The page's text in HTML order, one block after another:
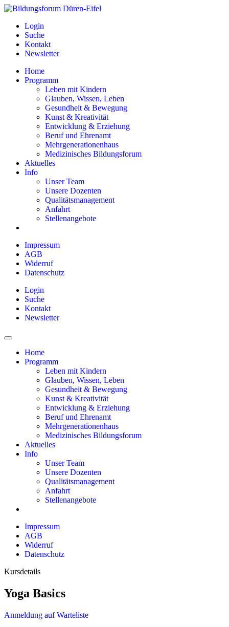
Login
Suche
Kontakt
Newsletter
Home
Programm
Leben mit Kindern
Glauben, Wissen, Leben
Gesundheit & Bewegung
Kunst & Kreativität
Entwicklung & Erziehung
Beruf und Ehrenamt
Mehrgenerationenhaus
Medizinisches Bildungsforum
Aktuelles
Info
Unser Team
Unsere Dozenten
Qualitätsmanagement
Anfahrt
Stellenangebote
Impressum
AGB
Widerruf
Datenschutz
Login
Suche
Kontakt
Newsletter
Home
Programm
Leben mit Kindern
Glauben, Wissen, Leben
Gesundheit & Bewegung
Kunst & Kreativität
Entwicklung & Erziehung
Beruf und Ehrenamt
Mehrgenerationenhaus
Medizinisches Bildungsforum
Aktuelles
Info
Unser Team
Unsere Dozenten
Qualitätsmanagement
Anfahrt
Stellenangebote
Impressum
AGB
Widerruf
Datenschutz
Kursdetails
Yoga Basics
Anmeldung auf Warteliste